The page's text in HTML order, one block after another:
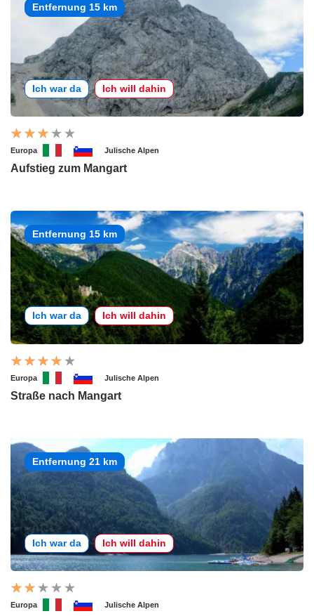
Entfernung 15 km
Ich war da Ich will dahin
Europa Julische Alpen
Aufstieg zum Mangart
Entfernung 15 km
Ich war da Ich will dahin
Europa Julische Alpen
Straße nach Mangart
Entfernung 21 km
Ich war da Ich will dahin
Europa Julische Alpen